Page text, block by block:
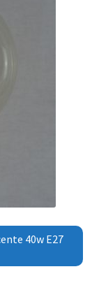
40w E27